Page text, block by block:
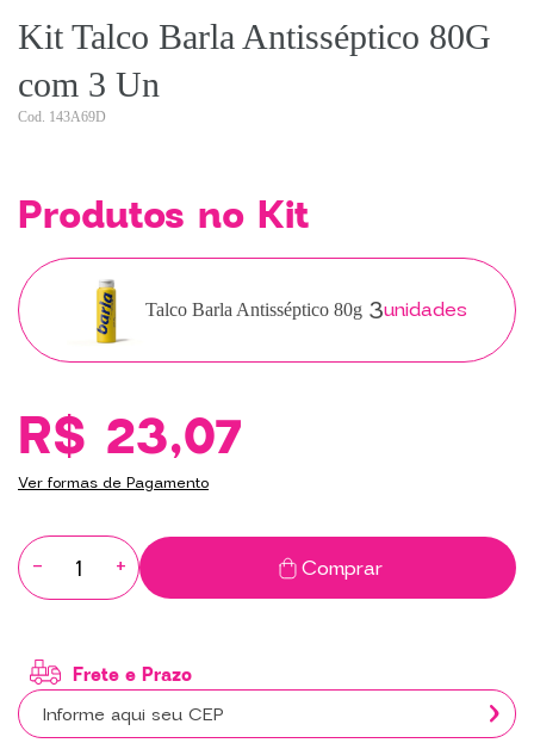
Kit Talco Barla Antisséptico 80G
com 3 Un
143A69D
Produtos no Kit
Talco Barla Antisséptico 80g 3unidades
R$ 23,07
Ver formas de Pagamento
- + Comprar